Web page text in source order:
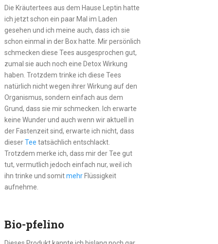
Die Kräutertees aus dem Hause Leptin hatte
ich jetzt schon ein paar Mal im Laden
gesehen und ich meine auch, dass ich sie
schon einmal in der Box hatte. Mir persönlich
schmecken diese Tees ausgesprochen gut,
zumal sie auch noch eine Detox Wirkung
haben. Trotzdem trinke ich diese Tees
natürlich nicht wegen ihrer Wirkung auf den
Organismus, sondern einfach aus dem
Grund, dass sie mir schmecken. Ich erwarte
keine Wunder und auch wenn wir aktuell in
der Fastenzeit sind, erwarte ich nicht, dass
dieserTee tatsächlich entschlackt.
Trotzdem merke ich, dass mir der Tee gut
tut, vermutlich jedoch einfach nur, weil ich
ihn trinke und somitmehrFlüssigkeit
aufnehme.
Bio-pfelino